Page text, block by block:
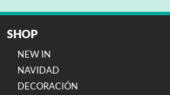
SHOP
NEW IN
NAVIDAD
DECORACIÓN